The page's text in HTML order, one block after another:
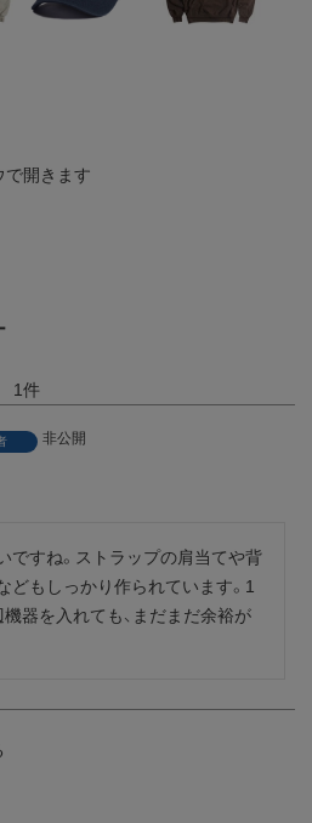
で開きます
1
非公開
ですね。ストラップの肩当てや背
どもしっかり作られています。1
器を入れても、まだまだ余裕が